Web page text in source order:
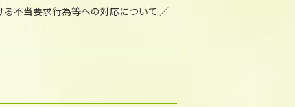
る不当要求行為等への対応について